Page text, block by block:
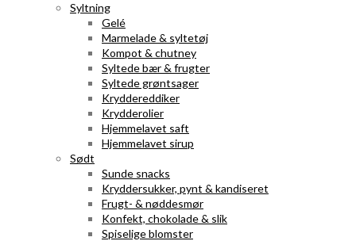
Syltning
Gelé
Marmelade & syltetøj
Kompot & chutney
Syltede bær & frugter
Syltede grøntsager
Kryddereddiker
Krydderolier
Hjemmelavet saft
Hjemmelavet sirup
Sødt
Sunde snacks
Kryddersukker, pynt & kandiseret
Frugt- & nøddesmør
Konfekt, chokolade & slik
Spiselige blomster